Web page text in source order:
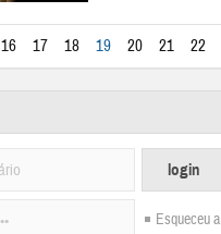
16 17 18 19 20 21 22
Esqueceu